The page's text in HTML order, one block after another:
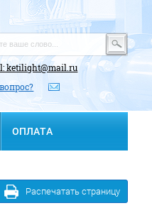
ketilight@mail.ru
ОПЛАТА
Распечатать страницу